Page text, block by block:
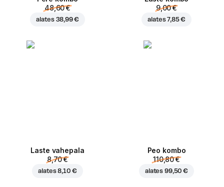
48,60 €
alates 38,99 €
9,00 €
alates7,85 €
Laste vahepala
8,70 €
alates8,10 €
Peo kombo
110,80 €
alates 99,50 €